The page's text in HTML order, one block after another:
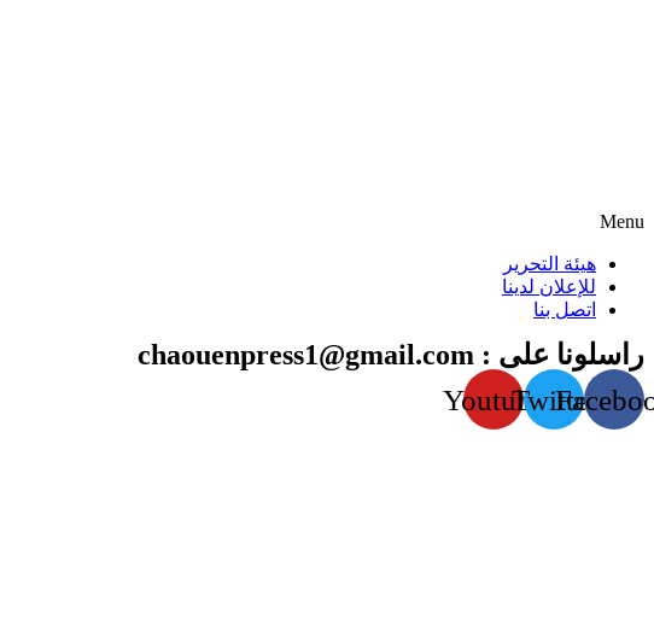
Menu
هيئة التحرير
للإعلان لدينا
اتصل بنا
راسلونا على : chaouenpress1@gmail.com
Twitter
Youtube